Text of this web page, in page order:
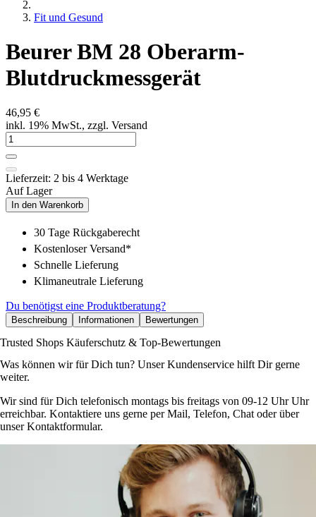
Fit und Gesund
Beurer BM 28 Oberarm-
Blutdruckmessgerät
46,95 €
inkl. 19% MwSt., zzgl. Versand
Lieferzeit: 2 bis 4 Werktage
Auf Lager
In den Warenkorb
30 Tage Rückgaberecht
Kostenloser Versand*
Schnelle Lieferung
Klimaneutrale Lieferung
Du benötigst eine Produktberatung?
Beschreibung Informationen Bewertungen
Trusted Shops Käuferschutz & Top-Bewertungen
Was können wir für Dich tun? Unser Kundenservice hilft Dir gerne
weiter.
Wir sind für Dich telefonisch montags bis freitags von 09-12 Uhr Uhr
erreichbar. Kontaktiere uns gerne per Mail, Telefon, Chat oder über
unser Kontaktformular.